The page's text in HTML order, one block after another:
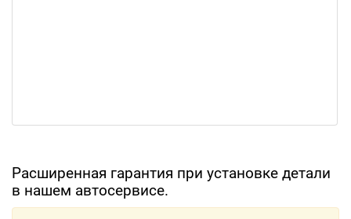
Расширенная гарантия при установке детали
в нашем автосервисе.